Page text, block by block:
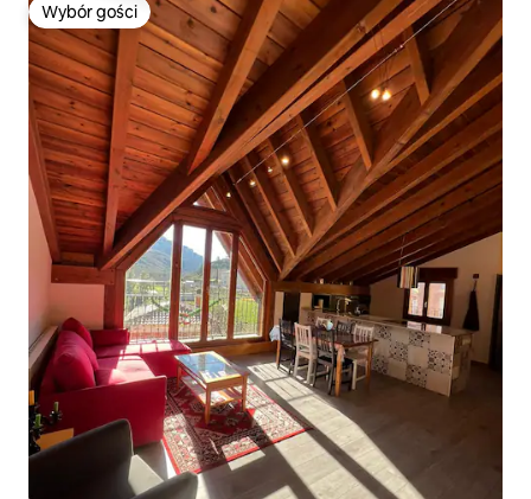
Wybór gości
Wybór gości